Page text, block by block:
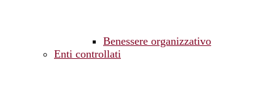
Benessere organizzativo
Enti controllati